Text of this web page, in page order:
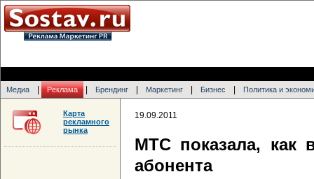
Медиа Реклама Брендинг Маркетинг Бизнес Политика и
19.09.2011
МТС показала, как
абонента
Карта
рекламного
рынка